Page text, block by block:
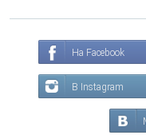
На Facebook
В Instagram